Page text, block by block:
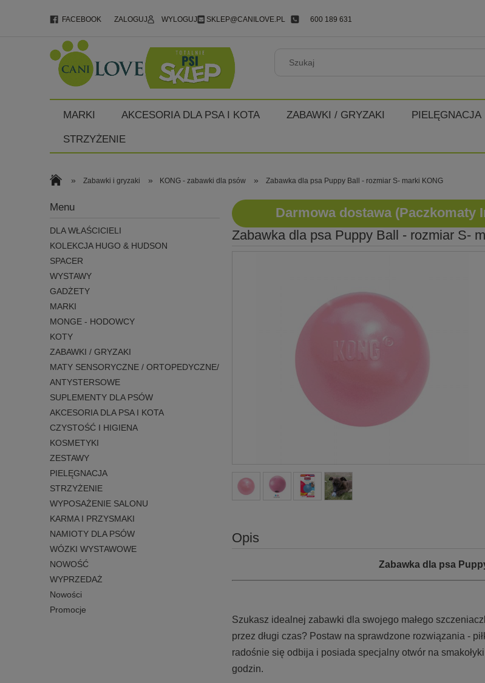
FACEBOOK 600 189 631
SKLEP@CANILOVE.PL
WYLOGUJ
ZALOGUJ
MARKI AKCESORIA DLA PSA I KOTA ZABAWKI / GRYZAKI PIELĘGNACJA
STRZYŻENIE
» Zabawki i gryzaki » KONG - zabawki dla psów » Zabawka dla psa Puppy Ball - rozmiar S- marki KONG
Menu
DLA WŁAŚCICIELI
KOLEKCJA HUGO & HUDSON
SPACER
WYSTAWY
GADŻETY
MARKI
MONGE - HODOWCY
KOTY
ZABAWKI / GRYZAKI
MATY SENSORYCZNE / ORTOPEDYCZNE/
ANTYSTERSOWE
SUPLEMENTY DLA PSÓW
AKCESORIA DLA PSA I KOTA
CZYSTOŚĆ I HIGIENA
KOSMETYKI
ZESTAWY
PIELĘGNACJA
STRZYŻENIE
WYPOSAŻENIE SALONU
KARMA I PRZYSMAKI
NAMIOTY DLA PSÓW
WÓZKI WYSTAWOWE
NOWOŚĆ
WYPRZEDAŻ
Nowości
Promocje
Darmowa dostawa (Paczkomaty
Zabawka dla psa Puppy Ball - rozmiar S-
Opis
Zabawka dla psa
Szukasz idealnej zabawki dla swojego małego
przez długi czas? Postaw na sprawdzone rozwiązania -
radośnie się odbija i posiada specjalny otwór na
godzin.